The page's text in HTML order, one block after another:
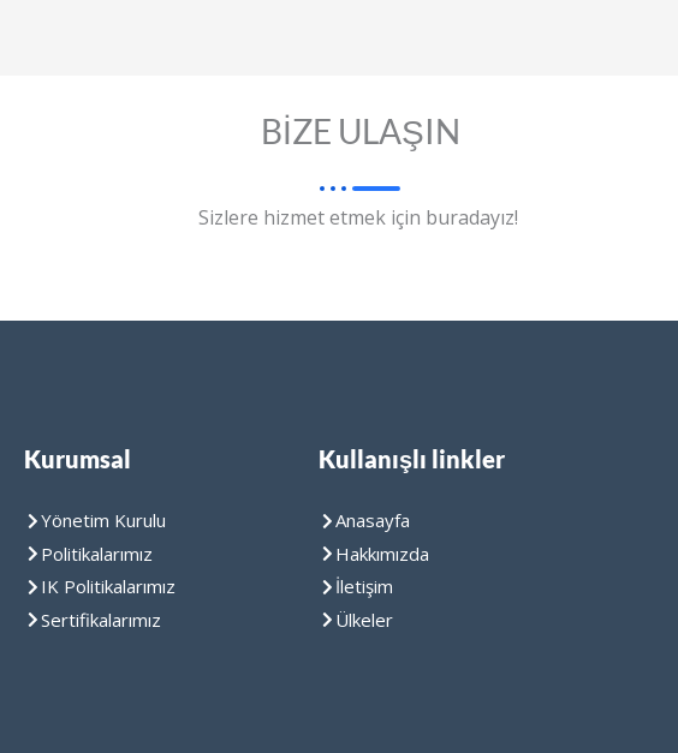
BİZE ULAŞIN
Sizlere hizmet etmek için buradayız!
Kurumsal Kullanışlı linkler
Yönetim Kurulu
Politikalarımız
IK Politikalarımız
Sertifikalarımız
Anasayfa
Hakkımızda
İletişim
Ülkeler